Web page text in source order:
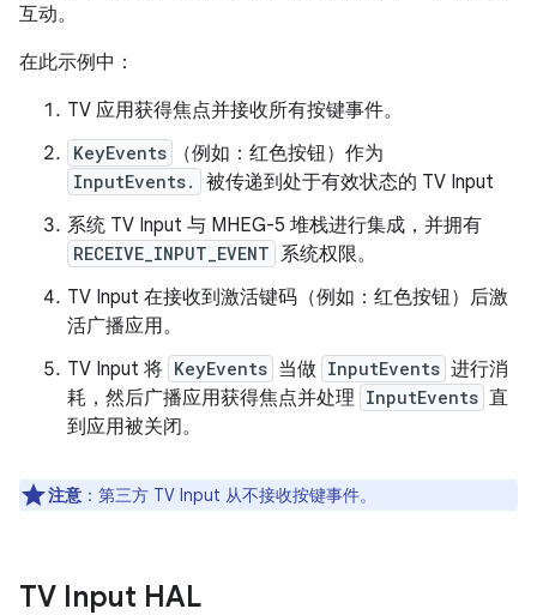
互动。
在此示例中：
TV 应用获得焦点并接收所有按键事件。
KeyEvents （例如：红色按钮）作为
InputEvents.
被传递到处于有效状态的 TV Input
系统 TV Input 与 MHEG-5 堆栈进行集成，并拥有
RECEIVE_INPUT_EVENT 系统权限。
TV Input 在接收到激活键码（例如：红色按钮）后激
活广播应用。
TV Input 将 KeyEvents 当做 InputEvents 进行消
耗，然后广播应用获得焦点并处理 InputEvents 直
到应用被关闭。
注意 ：第三方 TV Input 从不接收按键事件。
TV Input HAL